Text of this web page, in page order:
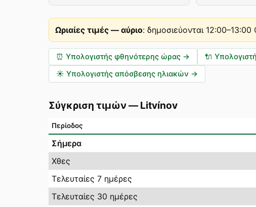
Ωριαίες τιμές — αύριο: δημοσιεύονται 12:00–13:00
⏰ Υπολογιστής φθηνότερης ώρας → 🔌
☀️ Υπολογιστής απόσβεσης ηλιακών →
Σύγκριση τιμών —Litvínov
Περίοδος
Σήμερα
Χθες
Τελευταίες 7 ημέρες
Τελευταίες 30 ημέρες